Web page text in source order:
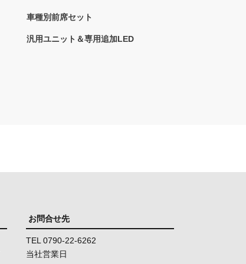
車種別前席セット
汎用ユニット＆専用追加LED
お問合せ先
TEL 0790-22-6262
当社営業日